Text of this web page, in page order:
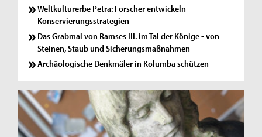
Weltkulturerbe Petra: Forscher entwickeln
Konservierungsstrategien
Das Grabmal von Ramses III. im Tal der Könige - von
Steinen, Staub und Sicherungsmaßnahmen
Archäologische Denkmäler in Kolumba schützen